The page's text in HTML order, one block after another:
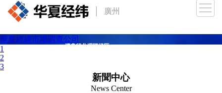
廣州
北京
成都
華夏經緯市場調查公司
1
2
3
新聞中心
News Center